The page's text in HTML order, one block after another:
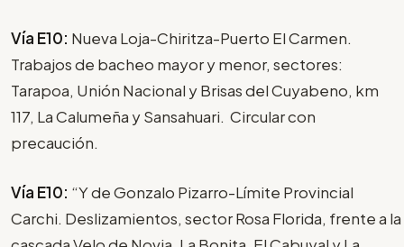
Vía E10: Nueva Loja-Chiritza-Puerto El Carmen.
Trabajos de bacheo mayor y menor, sectores:
Tarapoa, Unión Nacional y Brisas del Cuyabeno, km
117, La Calumeña y Sansahuari. Circular con
precaución.
Vía E10: “Y de Gonzalo Pizarro-Límite Provincial
Carchi. Deslizamientos, sector Rosa Florida, frente a la